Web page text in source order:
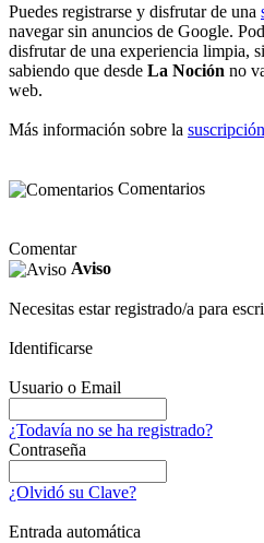
Puedes registrarse y disfrutar de una
navegar sin anuncios de Google.
disfrutar de una experiencia limpia,
sabiendo que desde La Noción no
web.
Más información sobre la
Comentarios
Comentar
Aviso
Necesitas estar registrado/a para
Identificarse
Usuario o Email
¿Todavía no se ha registrado?
Contraseña
¿Olvidó su Clave?
Entrada automática